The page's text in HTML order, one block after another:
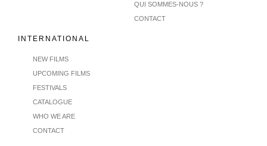
QUI SOMMES-NOUS ?
CONTACT
INTERNATIONAL
NEW FILMS
UPCOMING FILMS
FESTIVALS
CATALOGUE
WHO WE ARE
CONTACT